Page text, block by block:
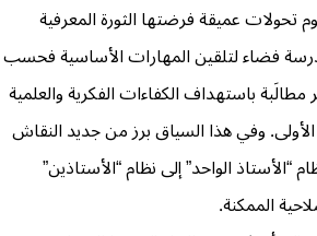
تحولات عميقة فرضتها الثورة المعرفية
فضاء لتلقين المهارات الأساسية فحسب
باستهداف الكفاءات الفكرية والعلمية
وفي هذا السياق برز من جديد النقاش
الواحد” إلى نظام “الأستاذين”
الممكنة.